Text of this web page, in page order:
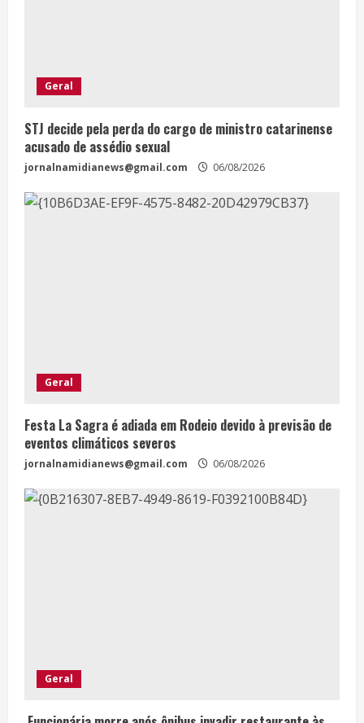
Geral
STJ decide pela perda do cargo de ministro catarinense
acusado de assédio sexual
jornalnamidianews@gmail.com 06/08/2026
Geral
Festa La Sagra é adiada em Rodeio devido à previsão de
eventos climáticos severos
jornalnamidianews@gmail.com 06/08/2026
Geral